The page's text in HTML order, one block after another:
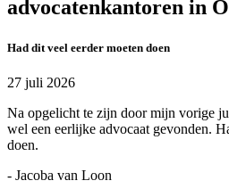
advocatenkantoren in
Had dit veel eerder moeten doen
27 juli 2026
Na opgelicht te zijn door mijn vorige
wel een eerlijke advocaat gevonden.
doen.
- Jacoba van Loon